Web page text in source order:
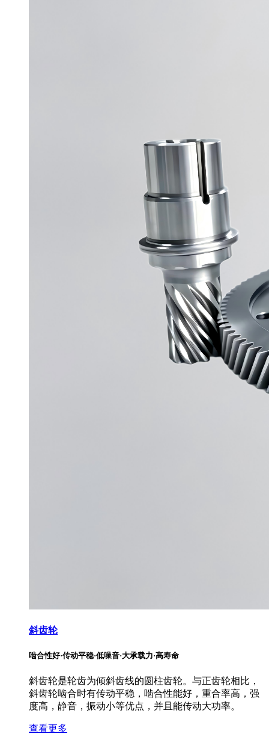
斜齿轮
啮合性好·传动平稳·低噪音·大承载力·高寿命
斜齿轮是轮齿为倾斜齿线的圆柱齿轮。与正齿轮相比，
斜齿轮啮合时有传动平稳，啮合性能好，重合率高，强
度高，静音，振动小等优点，并且能传动大功率。
查看更多